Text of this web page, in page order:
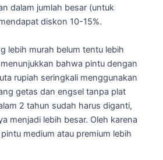
dalam jumlah besar (untuk
diskon 10-15%.
lebih murah belum tentu lebih
bahwa pintu dengan
rupiah seringkali menggunakan
getas dan engsel tanpa plat
2 tahun sudah harus diganti,
menjadi lebih besar. Oleh karena
medium atau premium lebih